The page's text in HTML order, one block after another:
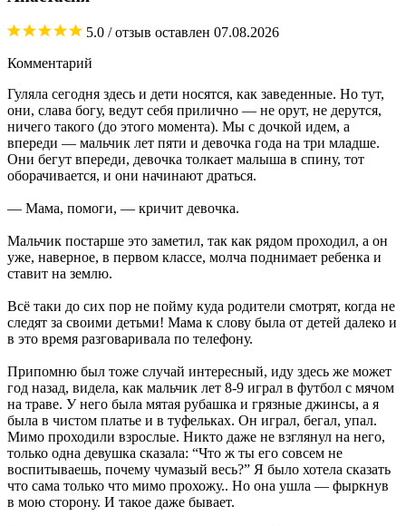
5.0 / отзыв оставлен 07.08.2026
Комментарий
Гуляла сегодня здесь и дети носятся, как заведенные. Но тут,
они, слава богу, ведут себя прилично — не орут, не дерутся,
ничего такого (до этого момента). Мы с дочкой идем, а
впереди — мальчик лет пяти и девочка года на три младше.
Они бегут впереди, девочка толкает малыша в спину, тот
оборачивается, и они начинают драться.
— Мама, помоги, — кричит девочка.
Мальчик постарше это заметил, так как рядом проходил, а он
уже, наверное, в первом классе, молча поднимает ребенка и
ставит на землю.
Всё таки до сих пор не пойму куда родители смотрят, когда не
следят за своими детьми! Мама к слову была от детей далеко и
в это время разговаривала по телефону.
Припомню был тоже случай интересный, иду здесь же может
год назад, видела, как мальчик лет 8-9 играл в футбол с мячом
на траве. У него была мятая рубашка и грязные джинсы, а я
была в чистом платье и в туфельках. Он играл, бегал, упал.
Мимо проходили взрослые. Никто даже не взглянул на него,
только одна девушка сказала: “Что ж ты его совсем не
воспитываешь, почему чумазый весь?” Я было хотела сказать
что сама только что мимо прохожу.. Но она ушла — фыркнув
в мою сторону. И такое даже бывает.